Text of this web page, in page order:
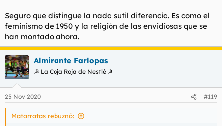
Seguro que distingue la nada sutil diferencia. Es como el
feminismo de 1950 y la religión de las envidiosas que se
han montado ahora.
Almirante Farlopas
☭ La Coja Roja de Nestlé ☭
25 Nov 2020 #119
Matarratas rebuznó: